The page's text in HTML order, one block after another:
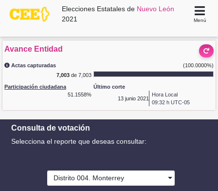
Elecciones Estatales de Nuevo León
2021
Menú
Avance Entidad
Actas capturadas
(100.0000%)
7,003de 7,003
Participación ciudadana
51.1558%
Último corte
13 junio 2021
Hora Local
09:32 h UTC-05
Consulta de votación
Selecciona el reporte que deseas consultar:
Distrito 004. Monterrey